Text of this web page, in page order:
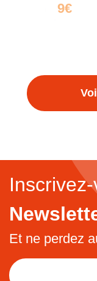
9€
Et ne perdez